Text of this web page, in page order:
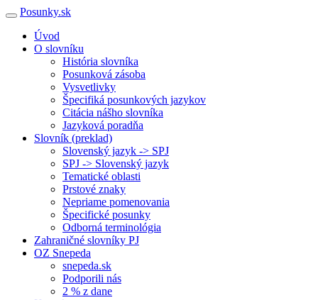
Posunky.sk
Úvod
O slovníku
História slovníka
Posunková zásoba
Vysvetlivky
Špecifiká posunkových jazykov
Citácia nášho slovníka
Jazyková poradňa
Slovník (preklad)
Slovenský jazyk -> SPJ
SPJ -> Slovenský jazyk
Tematické oblasti
Prstové znaky
Nepriame pomenovania
Špecifické posunky
Odborná terminológia
Zahraničné slovníky PJ
OZ Snepeda
snepeda.sk
Podporili nás
2 % z dane